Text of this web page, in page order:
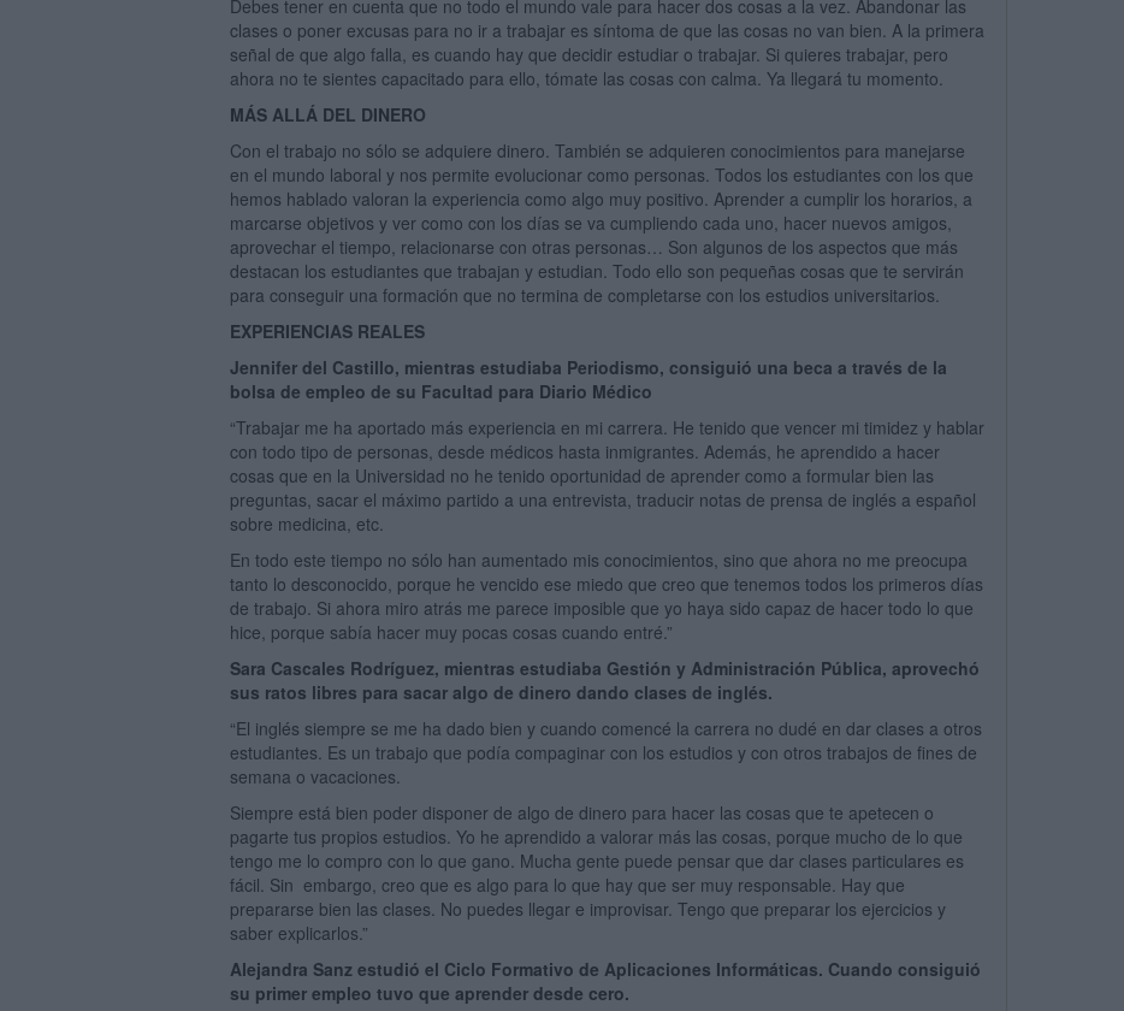
Debes tener en cuenta que no todo el mundo vale para hacer dos cosas a la vez. Abandonar las
clases o poner excusas para no ir a trabajar es síntoma de que las cosas no van bien. A la primera
señal de que algo falla, es cuando hay que decidir estudiar o trabajar. Si quieres trabajar, pero
ahora no te sientes capacitado para ello, tómate las cosas con calma. Ya llegará tu momento.
MÁS ALLÁ DEL DINERO
Con el trabajo no sólo se adquiere dinero. También se adquieren conocimientos para manejarse
en el mundo laboral y nos permite evolucionar como personas. Todos los estudiantes con los que
hemos hablado valoran la experiencia como algo muy positivo. Aprender a cumplir los horarios, a
marcarse objetivos y ver como con los días se va cumpliendo cada uno, hacer nuevos amigos,
aprovechar el tiempo, relacionarse con otras personas… Son algunos de los aspectos que más
destacan los estudiantes que trabajan y estudian. Todo ello son pequeñas cosas que te servirán
para conseguir una formación que no termina de completarse con los estudios universitarios.
EXPERIENCIAS REALES
Jennifer del Castillo, mientras estudiaba Periodismo, consiguió una beca a través de la
bolsa de empleo de su Facultad para Diario Médico
“Trabajar me ha aportado más experiencia en mi carrera. He tenido que vencer mi timidez y hablar
con todo tipo de personas, desde médicos hasta inmigrantes. Además, he aprendido a hacer
cosas que en la Universidad no he tenido oportunidad de aprender como a formular bien las
preguntas, sacar el máximo partido a una entrevista, traducir notas de prensa de inglés a español
sobre medicina, etc.
En todo este tiempo no sólo han aumentado mis conocimientos, sino que ahora no me preocupa
tanto lo desconocido, porque he vencido ese miedo que creo que tenemos todos los primeros días
de trabajo. Si ahora miro atrás me parece imposible que yo haya sido capaz de hacer todo lo que
hice, porque sabía hacer muy pocas cosas cuando entré.”
Sara Cascales Rodríguez, mientras estudiaba Gestión y Administración Pública, aprovechó
sus ratos libres para sacar algo de dinero dando clases de inglés.
“El inglés siempre se me ha dado bien y cuando comencé la carrera no dudé en dar clases a otros
estudiantes. Es un trabajo que podía compaginar con los estudios y con otros trabajos de fines de
semana o vacaciones.
Siempre está bien poder disponer de algo de dinero para hacer las cosas que te apetecen o
pagarte tus propios estudios. Yo he aprendido a valorar más las cosas, porque mucho de lo que
tengo me lo compro con lo que gano. Mucha gente puede pensar que dar clases particulares es
fácil. Sin embargo, creo que es algo para lo que hay que ser muy responsable. Hay que
prepararse bien las clases. No puedes llegar e improvisar. Tengo que preparar los ejercicios y
saber explicarlos.”
Alejandra Sanz estudió el Ciclo Formativo de Aplicaciones Informáticas. Cuando consiguió
su primer empleo tuvo que aprender desde cero.